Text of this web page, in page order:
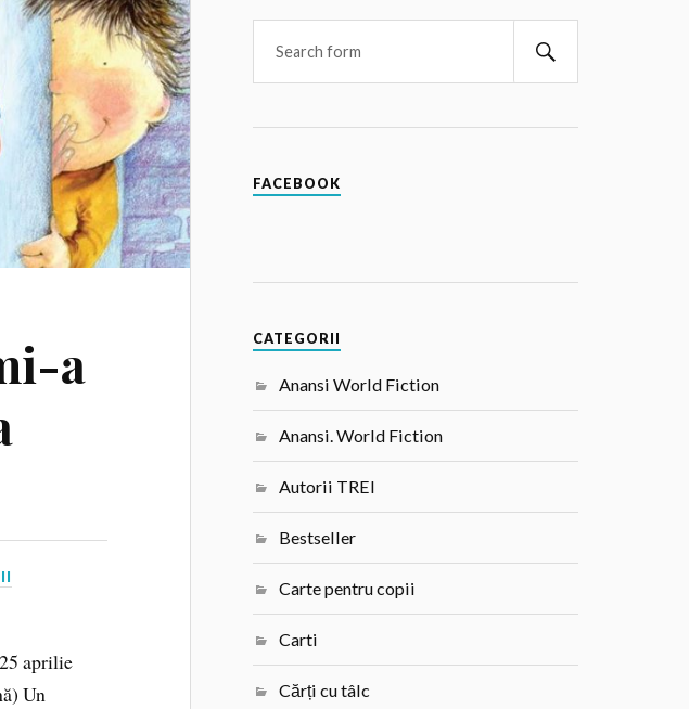
a
aprilie
Un
FACEBOOK
CATEGORII
Anansi World Fiction
Anansi. World Fiction
Autorii TREI
Bestseller
Carte pentru copii
Carti
Cărți cu tâlc